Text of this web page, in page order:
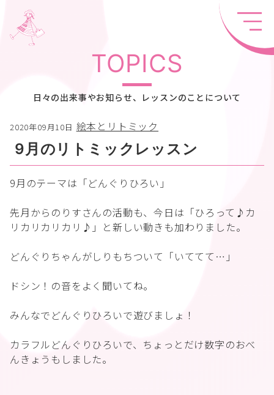
TOPICS
日々の出来事やお知らせ、レッスンのことについて
2020年09月10日 絵本とリトミック
9月のリトミックレッスン
9月のテーマは「どんぐりひろい」
先月からのりすさんの活動も、今日は「ひろって♪カ
リカリカリカリ♪」と新しい動きも加わりました。
どんぐりちゃんがしりもちついて「いててて…」
ドシン！の音をよく聞いてね。
みんなでどんぐりひろいで遊びましょ！
カラフルどんぐりひろいで、ちょっとだけ数字のおべ
んきょうもしました。